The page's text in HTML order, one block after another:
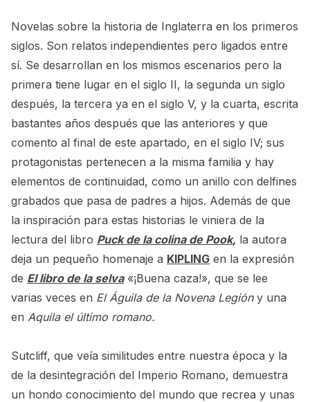
Novelas sobre la historia de Inglaterra en los primeros
siglos. Son relatos independientes pero ligados entre
sí. Se desarrollan en los mismos escenarios pero la
primera tiene lugar en el siglo II, la segunda un siglo
después, la tercera ya en el siglo V, y la cuarta, escrita
bastantes años después que las anteriores y que
comento al final de este apartado, en el siglo IV; sus
protagonistas pertenecen a la misma familia y hay
elementos de continuidad, como un anillo con delfines
grabados que pasa de padres a hijos. Además de que
la inspiración para estas historias le viniera de la
lectura del libro Puck de la colina de Pook, la autora
deja un pequeño homenaje a KIPLING en la expresión
de El libro de la selva«¡Buena caza!», que se lee
varias veces en El Águila de la Novena Legióny una
en Aquila el último romano.
Sutcliff, que veía similitudes entre nuestra época y la
de la desintegración del Imperio Romano, demuestra
un hondo conocimiento del mundo que recrea y unas